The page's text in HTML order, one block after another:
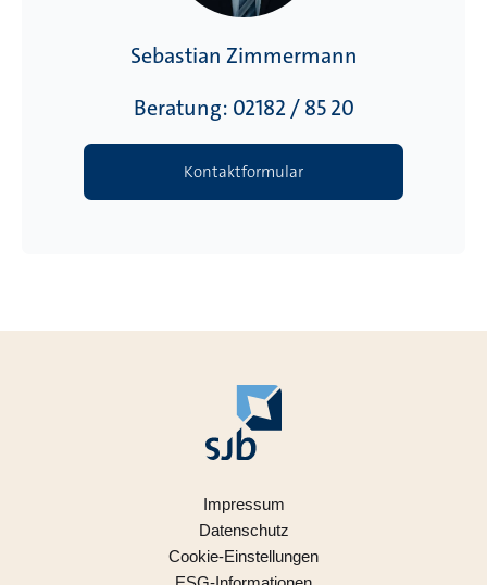
Sebastian Zimmermann
Beratung: 02182 / 85 20
Kontaktformular
Impressum
Datenschutz
Cookie-Einstellungen